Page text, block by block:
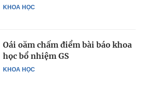
KHOA HỌC
KHOA HỌC
Oái oăm chấm điểm bài báo khoa
học bổ nhiệm GS